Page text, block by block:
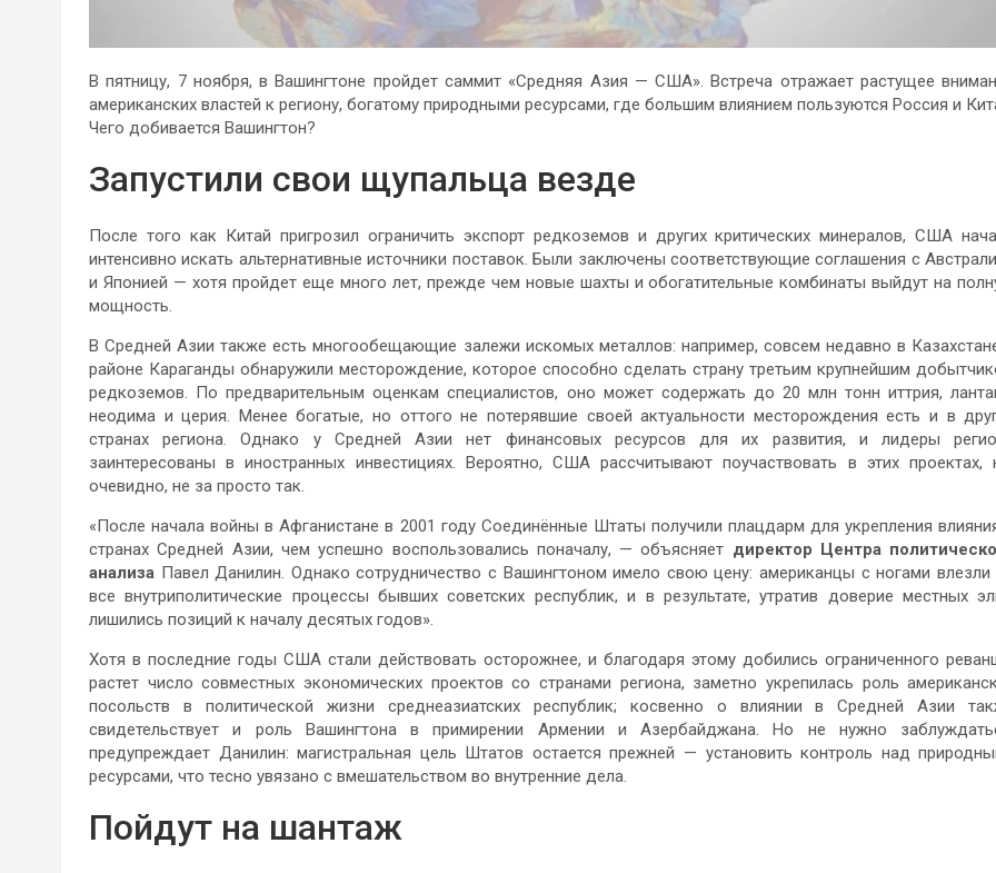
В пятницу, 7 ноября, в Вашингтоне пройдет саммит «Средняя Азия — США». Встреча отражает растущее
американских властей к региону, богатому природными ресурсами, где большим влиянием пользуются Россия и
Чего добивается Вашингтон?
Запустили свои щупальца везде
После того как Китай пригрозил ограничить экспорт редкоземов и других критических минералов, США
интенсивно искать альтернативные источники поставок. Были заключены соответствующие соглашения с
и Японией — хотя пройдет еще много лет, прежде чем новые шахты и обогатительные комбинаты выйдут на
мощность.
В Средней Азии также есть многообещающие залежи искомых металлов: например, совсем недавно в
районе Караганды обнаружили месторождение, которое способно сделать страну третьим крупнейшим
редкоземов. По предварительным оценкам специалистов, оно может содержать до 20 млн тонн иттрия,
неодима и церия. Менее богатые, но оттого не потерявшие своей актуальности месторождения есть и в
странах региона. Однако у Средней Азии нет финансовых ресурсов для их развития, и лидеры
заинтересованы в иностранных инвестициях. Вероятно, США рассчитывают поучаствовать в этих проектах,
очевидно, не за просто так.
«После начала войны в Афганистане в 2001 году Соединённые Штаты получили плацдарм для укрепления
странах Средней Азии, чем успешно воспользовались поначалу, — объясняет директор Центра
анализа Павел Данилин. Однако сотрудничество с Вашингтоном имело свою цену: американцы с ногами влезли
все внутриполитические процессы бывших советских республик, и в результате, утратив доверие местных
лишились позиций к началу десятых годов».
Хотя в последние годы США стали действовать осторожнее, и благодаря этому добились ограниченного
растет число совместных экономических проектов со странами региона, заметно укрепилась роль
посольств в политической жизни среднеазиатских республик; косвенно о влиянии в Средней Азии
свидетельствует и роль Вашингтона в примирении Армении и Азербайджана. Но не нужно
предупреждает Данилин: магистральная цель Штатов остается прежней — установить контроль над
ресурсами, что тесно увязано с вмешательством во внутренние дела.
Пойдут на шантаж